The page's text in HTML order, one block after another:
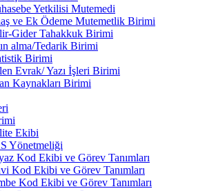
Yetkilisi Mutemedi
ve Ek Ödeme Mutemetlik Birimi
Gider Tahakkuk Birimi
alma/Tedarik Birimi
Birimi
Evrak/ Yazı İşleri Birimi
Kaynakları Birimi
Ekibi
Yönetmeliği
Kod Ekibi ve Görev Tanımları
Kod Ekibi ve Görev Tanımları
Kod Ekibi ve Görev Tanımları